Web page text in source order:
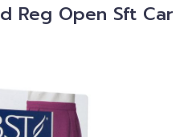
Reg Open Sft Car